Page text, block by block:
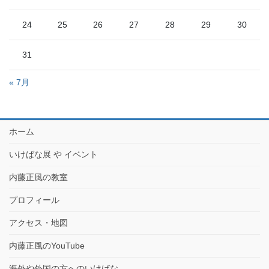
24 25 26 27 28 29 30
31
« 7月
ホーム
いけばな展 や イベント
内藤正風の教室
プロフィール
アクセス・地図
内藤正風のYouTube